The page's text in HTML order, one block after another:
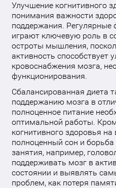
Улучшение когнитивного
понимания важности
поддержания. Регулярные
играют ключевую роль в
остроты мышления,
активность способствует
кровоснабжения мозга,
функционирования.
Сбалансированная диета
поддержанию мозга в
полноценное питание
оптимальной работы.
когнитивного здоровья
полноценный сон и борьба
занятия, например,
поддерживать мозг в
состоянии и выявлять
проблем, как потеря